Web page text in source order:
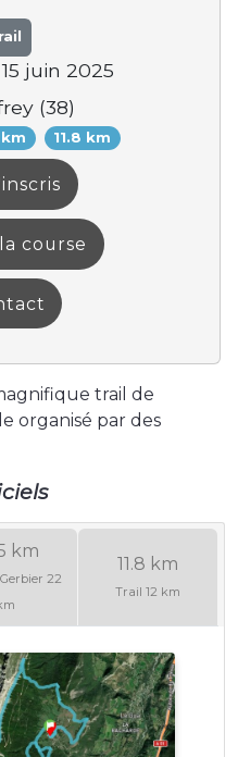
juin 2025
(38)
11.8 km
course
trail de
organisé par des
km
22
11.8 km
Trail 12 km